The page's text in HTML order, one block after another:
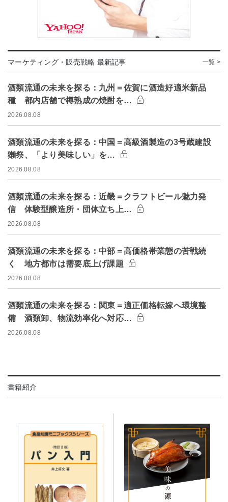
マーケティング・販売戦略 最新記事 一覧 >
酒類流通の未来を探る：九州＝佐賀に酒造好適米新品
種 都内店舗で樽熟成の焼酎を…
2026.08.08
酒類流通の未来を探る：中国＝高級酒製造の3号蔵建設
獺祭、「より美味しい」を…
2026.08.08
酒類流通の未来を探る：近畿＝クラフトビール魅力発
信 体験型醸造所・団体立ち上…
2026.08.08
酒類流通の未来を探る：中部＝高価格帯業態の苦戦続
く 地方都市は需要底上げ課題
2026.08.08
酒類流通の未来を探る：関東＝適正価格転嫁へ環境整
備 酒類卸、物流効率化へ対応…
2026.08.08
書籍紹介